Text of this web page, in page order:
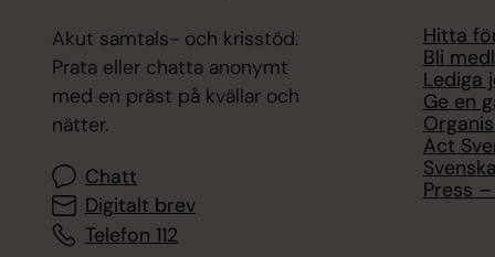
Akut samtals- och krisstöd.
Prata eller chatta anonymt
med en präst på kvällar och
nätter.
Chatt
Digitalt brev
Telefon 112
Hitta
Bli
Lediga
Ge en
Act
Press